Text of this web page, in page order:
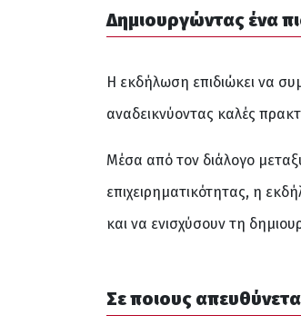
Δημιουργώντας ένα
Η εκδήλωση επιδιώκει να
αναδεικνύοντας καλές
Μέσα από τον διάλογο
επιχειρηματικότητας, η
και να ενισχύσουν τη
Σε ποιους